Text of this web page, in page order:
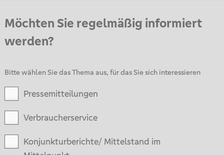
Möchten Sie regelmäßig informiert
werden?
Bitte wählen Sie das Thema aus, für das Sie sich interessieren
Pressemitteilungen
Verbraucherservice
Konjunkturberichte/ Mittelstand im